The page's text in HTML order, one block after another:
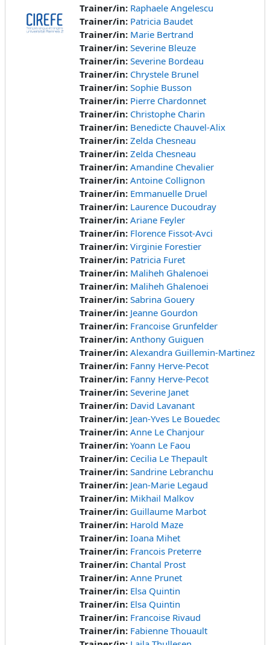
Trainer/in: Raphaele Angelescu
Trainer/in: Patricia Baudet
Trainer/in: Marie Bertrand
Trainer/in: Severine Bleuze
Trainer/in: Severine Bordeau
Trainer/in: Chrystele Brunel
Trainer/in: Sophie Busson
Trainer/in: Pierre Chardonnet
Trainer/in: Christophe Charin
Trainer/in: Benedicte Chauvel-Alix
Trainer/in: Zelda Chesneau
Trainer/in: Zelda Chesneau
Trainer/in: Amandine Chevalier
Trainer/in: Antoine Collignon
Trainer/in: Emmanuelle Druel
Trainer/in: Laurence Ducoudray
Trainer/in: Ariane Feyler
Trainer/in: Florence Fissot-Avci
Trainer/in: Virginie Forestier
Trainer/in: Patricia Furet
Trainer/in: Maliheh Ghalenoei
Trainer/in: Maliheh Ghalenoei
Trainer/in: Sabrina Gouery
Trainer/in: Jeanne Gourdon
Trainer/in: Francoise Grunfelder
Trainer/in: Anthony Guiguen
Trainer/in: Alexandra Guillemin-Martinez
Trainer/in: Fanny Herve-Pecot
Trainer/in: Fanny Herve-Pecot
Trainer/in: Severine Janet
Trainer/in: David Lavanant
Trainer/in: Jean-Yves Le Bouedec
Trainer/in: Anne Le Chanjour
Trainer/in: Yoann Le Faou
Trainer/in: Cecilia Le Thepault
Trainer/in: Sandrine Lebranchu
Trainer/in: Jean-Marie Legaud
Trainer/in: Mikhail Malkov
Trainer/in: Guillaume Marbot
Trainer/in: Harold Maze
Trainer/in: Ioana Mihet
Trainer/in: Francois Preterre
Trainer/in: Chantal Prost
Trainer/in: Anne Prunet
Trainer/in: Elsa Quintin
Trainer/in: Elsa Quintin
Trainer/in: Francoise Rivaud
Trainer/in: Fabienne Thouault